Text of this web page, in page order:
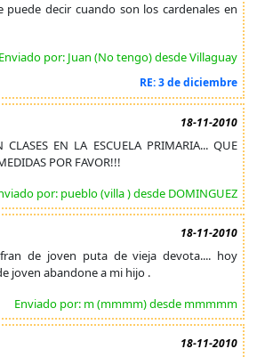
puede decir cuando son los cardenales en
Enviado por: Juan (No tengo) desde Villaguay
RE: 3 de diciembre
18-11-2010
CLASES EN LA ESCUELA PRIMARIA... QUE
POR FAVOR!!!
por: pueblo (villa ) desde DOMINGUEZ
18-11-2010
de joven puta de vieja devota.... hoy
joven abandone a mi hijo .
Enviado por: m (mmmm) desde mmmmm
18-11-2010